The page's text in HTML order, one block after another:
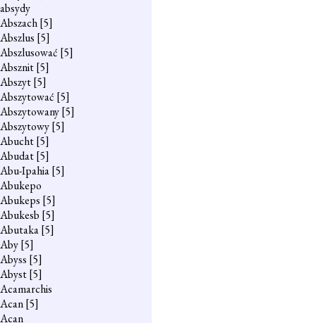
absydy
Abszach[5]
Abszlus [5]
Abszlusować [5]
Absznit[5]
Abszyt[5]
Abszytować [5]
Abszytowany[5]
Abszytowy[5]
Abucht[5]
Abudat[5]
Abu-Ipahia[5]
Abukepo
Abukeps [5]
Abukesb [5]
Abutaka[5]
Aby[5]
Abyss [5]
Abyst[5]
Acamarchis
Acan[5]
Acan